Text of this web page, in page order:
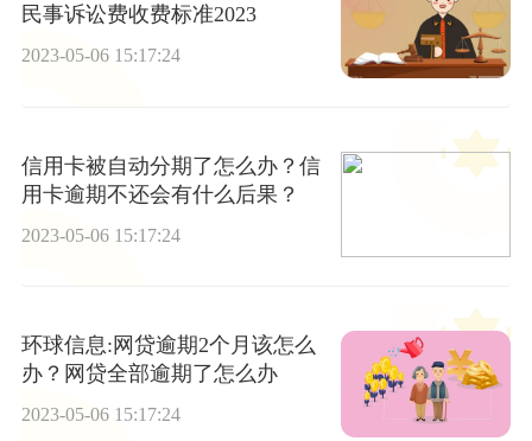
民事诉讼费收费标准2023
2023-05-06 15:17:24
信用卡被自动分期了怎么办？信
用卡逾期不还会有什么后果？
2023-05-06 15:17:24
环球信息:网贷逾期2个月该怎么
办？网贷全部逾期了怎么办
2023-05-06 15:17:24